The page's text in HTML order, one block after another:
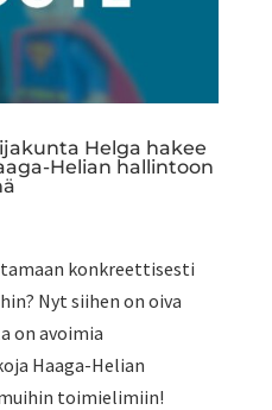
Helga hakee
Helian hallintoon
konkreettisesti
Nyt siihen on oiva
on avoimia
Haaga-Helian
toimielimiin!